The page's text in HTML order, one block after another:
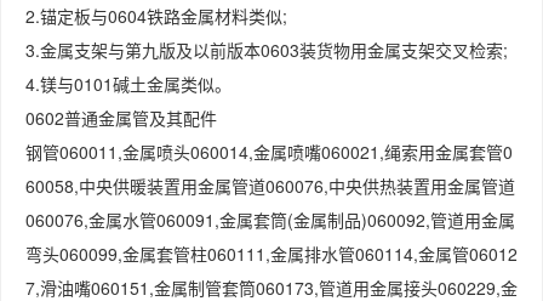
2.锚定板与0604铁路金属材料类似;
3.金属支架与第九版及以前版本0603装货物用金属支架交叉检索;
4.镁与0101碱土金属类似。
0602普通金属管及其配件
钢管060011,金属喷头060014,金属喷嘴060021,绳索用金属套管0
60058,中央供暖装置用金属管道060076,中央供热装置用金属管道
060076,金属水管060091,金属套筒(金属制品)060092,管道用金属
弯头060099,金属套管柱060111,金属排水管060114,金属管06012
7,滑油嘴060151,金属制管套筒060173,管道用金属接头060229,金